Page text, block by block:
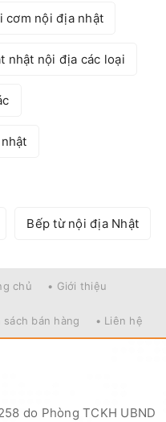
cơm nội địa nhật
nhật nội địa các loại
Bếp từ nội địa Nhật
chủ • Giới thiệu
sách bán hàng • Liên hệ
do Phòng TCKH UBND